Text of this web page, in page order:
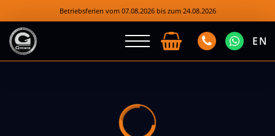
Betriebsferien vom 07.08.2026 bis zum 24.08.2026
EN